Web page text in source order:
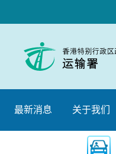
至
始
最新消息 关于我们